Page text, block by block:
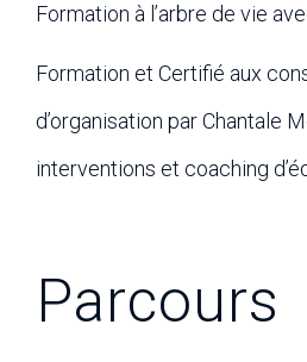
Formation à l’arbre de vie
Formation et Certifié aux
d’organisation par Chantale
interventions et coaching
Parcours